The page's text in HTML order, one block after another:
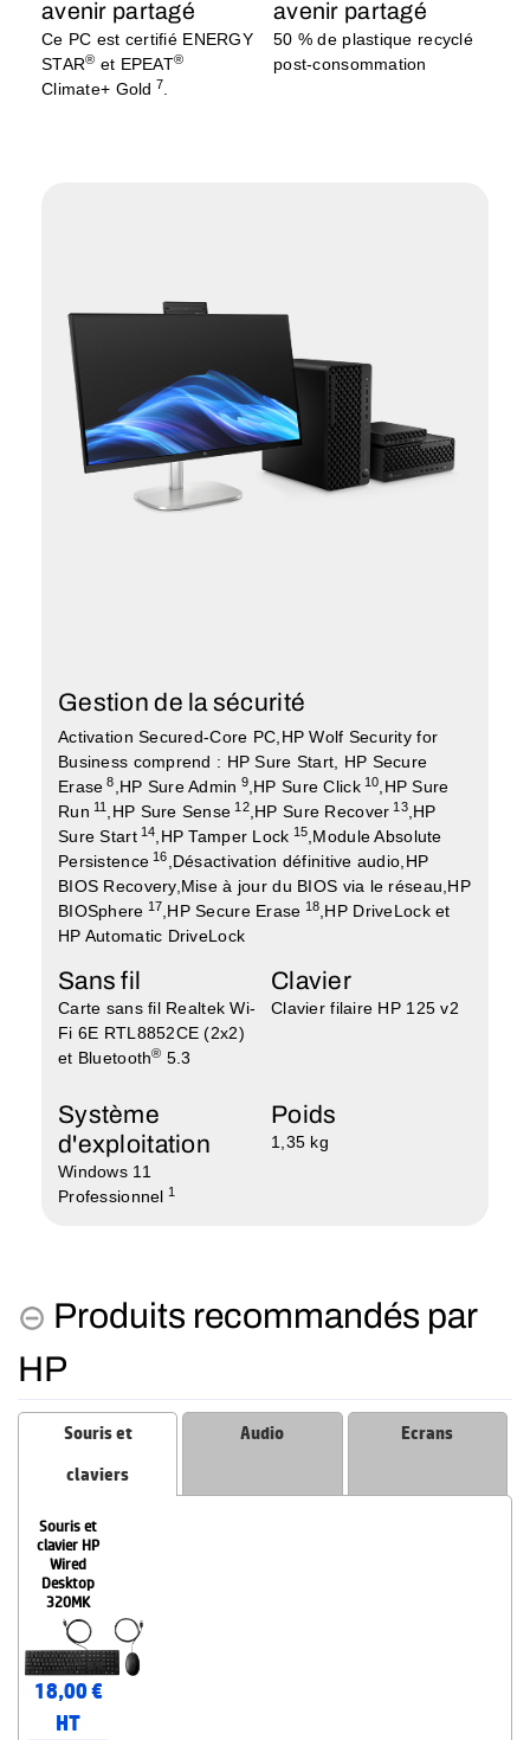
avenir partagé
Ce PC est certifié ENERGY
STAR® et EPEAT®
Climate+ Gold 7
avenir partagé
50 % de plastique recyclé
post-consommation
Gestion de la sécurité
Activation Secured-Core PC,HP Wolf Security for
Business comprend : HP Sure Start, HP Secure
Erase 8 ,HP Sure Admin 9,HP Sure Click 10 ,HP Sure
Run 11 ,HP Sure Sense 12,HP Sure Recover 13,HP
Sure Start 14 ,HP Tamper Lock 15 ,Module Absolute
Persistence 16 ,Désactivation définitive audio,HP
BIOS Recovery,Mise à jour du BIOS via le réseau,HP
BIOSphere 17 ,HP Secure Erase 18 ,HP DriveLock et
HP Automatic DriveLock
Sans fil
Carte sans fil Realtek Wi-
Fi 6E RTL8852CE (2x2)
et Bluetooth® 5.3
Clavier
Clavier filaire HP 125 v2
Système
d'exploitation
Windows 11
Professionnel 1
Poids
1,35 kg
Produits recommandés par
HP
Souris et
claviers
Audio Ecrans
Souris et
clavier HP
Wired
Desktop
320MK
18,00 €
HT